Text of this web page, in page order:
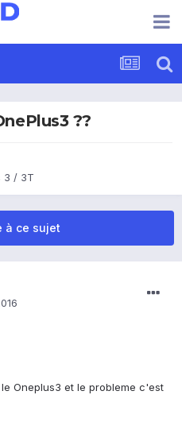
??
3 / 3T
à ce sujet
Oneplus3 et le probleme c'est